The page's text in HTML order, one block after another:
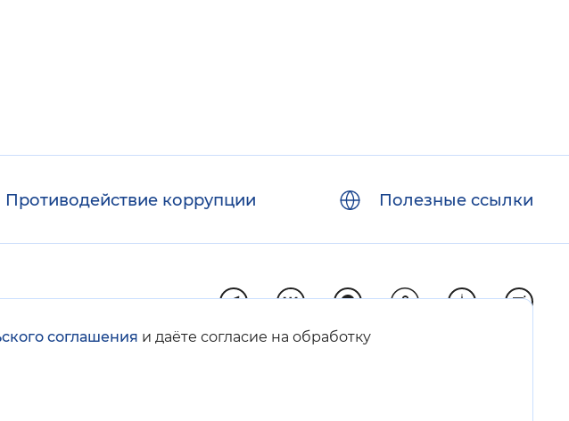
соглашения и даёте согласие на обработку
Противодействие коррупции Полезные ссылки